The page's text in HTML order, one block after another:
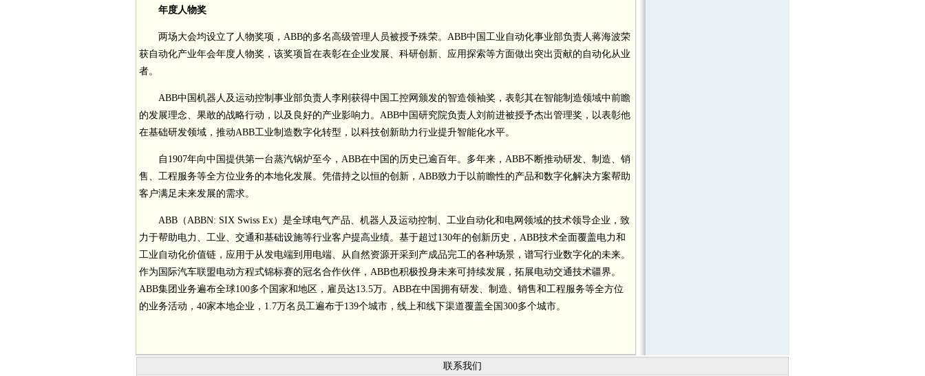
年度人物奖
两场大会均设立了人物奖项，ABB的多名高级管理人员被授予殊荣。ABB中国工业自动化事业部负责人蒋海波荣
获自动化产业年会年度人物奖，该奖项旨在表彰在企业发展、科研创新、应用探索等方面做出突出贡献的自动化从业
者。
ABB中国机器人及运动控制事业部负责人李刚获得中国工控网颁发的智造领袖奖，表彰其在智能制造领域中前瞻
的发展理念、果敢的战略行动，以及良好的产业影响力。ABB中国研究院负责人刘前进被授予杰出管理奖，以表彰他
在基础研发领域，推动ABB工业制造数字化转型，以科技创新助力行业提升智能化水平。
自1907年向中国提供第一台蒸汽锅炉至今，ABB在中国的历史已逾百年。多年来，ABB不断推动研发、制造、销
售、工程服务等全方位业务的本地化发展。凭借持之以恒的创新，ABB致力于以前瞻性的产品和数字化解决方案帮助
客户满足未来发展的需求。
ABB（ABBN: SIX Swiss Ex）是全球电气产品、机器人及运动控制、工业自动化和电网领域的技术领导企业，致
力于帮助电力、工业、交通和基础设施等行业客户提高业绩。基于超过130年的创新历史，ABB技术全面覆盖电力和
工业自动化价值链，应用于从发电端到用电端、从自然资源开采到产成品完工的各种场景，谱写行业数字化的未来。
作为国际汽车联盟电动方程式锦标赛的冠名合作伙伴，ABB也积极投身未来可持续发展，拓展电动交通技术疆界。
ABB集团业务遍布全球100多个国家和地区，雇员达13.5万。ABB在中国拥有研发、制造、销售和工程服务等全方位
的业务活动，40家本地企业，1.7万名员工遍布于139个城市，线上和线下渠道覆盖全国300多个城市。
联系我们